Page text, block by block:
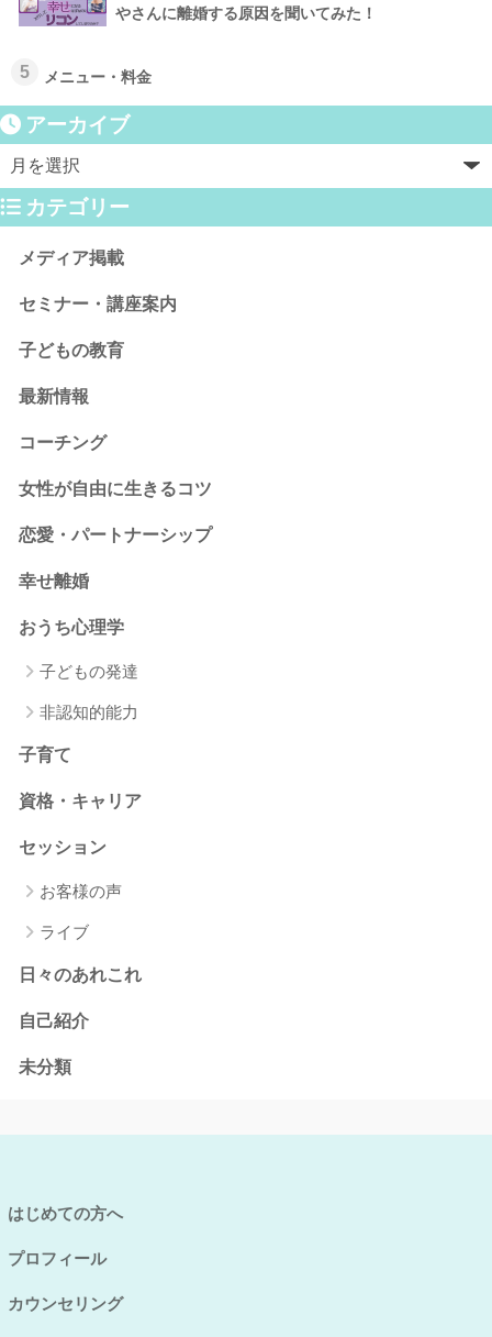
やさんに離婚する原因を聞いてみた！
5 メニュー・料金
アーカイブ
カテゴリー
メディア掲載
セミナー・講座案内
子どもの教育
最新情報
コーチング
女性が自由に生きるコツ
恋愛・パートナーシップ
幸せ離婚
おうち心理学
子どもの発達
非認知的能力
子育て
資格・キャリア
セッション
お客様の声
ライブ
日々のあれこれ
自己紹介
未分類
はじめての方へ
プロフィール
カウンセリング